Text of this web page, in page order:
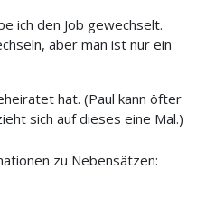
ich den Job gewechselt.
aber man ist nur ein
hat. (Paul kann öfter
sich auf dieses eine Mal.)
zu Nebensätzen: